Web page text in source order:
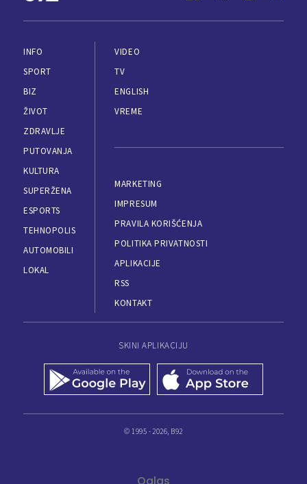
INFO
SPORT
BIZ
ŽIVOT
ZDRAVLJE
PUTOVANJA
KULTURA
SUPERŽENA
ESPORTS
TEHNOPOLIS
AUTOMOBILI
LOKAL
VIDEO
TV
ENGLISH
VREME
MARKETING
IMPRESUM
PRAVILA KORIŠĆENJA
POLITIKA PRIVATNOSTI
APLIKACIJE
RSS
KONTAKT
SKINI APLIKACIJU
© 1995 - 2026, B92